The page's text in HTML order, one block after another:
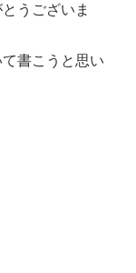
うございま
書こうと思い